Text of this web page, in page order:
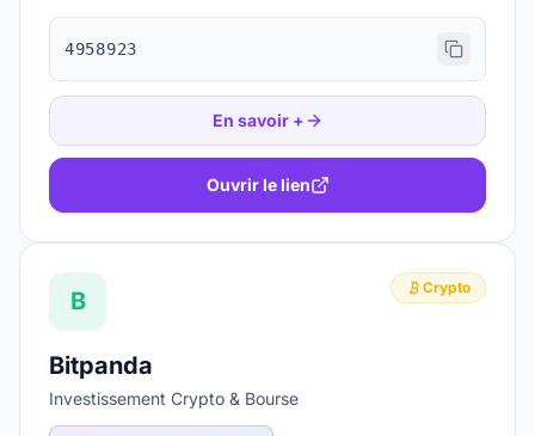
4958923
En savoir +
Ouvrir le lien
B Crypto
Bitpanda
Investissement Crypto & Bourse